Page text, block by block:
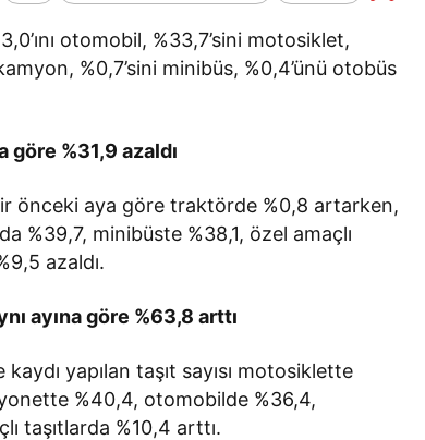
otomobil, %33,7’sini motosiklet,
%0,7’sini minibüs, %0,4’ünü otobüs
göre %31,9 azaldı
önceki aya göre traktörde %0,8 artarken,
%39,7, minibüste %38,1, özel amaçlı
azaldı.
ayına göre %63,8 arttı
yapılan taşıt sayısı motosiklette
%40,4, otomobilde %36,4,
taşıtlarda %10,4 arttı.